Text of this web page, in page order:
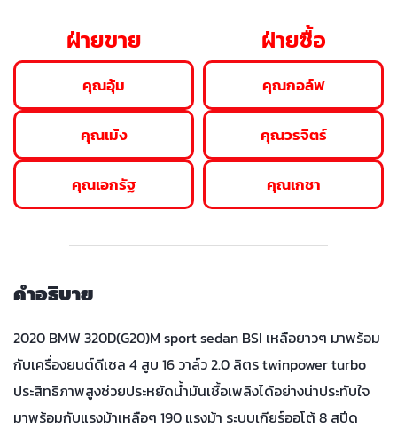
ฝ่ายขาย
คุณอุ้ม
คุณเม้ง
คุณเอกรัฐ
ฝ่ายซื้อ
คุณกอล์ฟ
คุณวรจิตร์
คุณเกชา
คำอธิบาย
2020 BMW 320D(G20)M sport sedan BSI เหลือยาวๆ มาพร้อม
กับเครื่องยนต์ดีเซล 4 สูบ 16 วาล์ว 2.0 ลิตร twinpower turbo
ประสิทธิภาพสูงช่วยประหยัดน้ำมันเชื้อเพลิงได้อย่างน่าประทับใจ
มาพร้อมกับแรงม้าเหลือๆ 190 แรงม้า ระบบเกียร์ออโต้ 8 สปีด